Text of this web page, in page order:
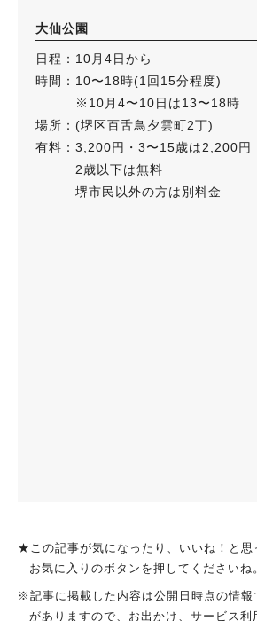
大仙公園
日程：10月4日から
時間：10〜18時(1回15分程度)
※10月4〜10日は13〜18時
場所：(堺区百舌鳥夕雲町2丁)
有料：3,200円・3〜15歳は2,200円
2歳以下は無料
堺市民以外の方は別料金
★この記事が気になったり、いいね！と思
お気に入りのボタンを押してくださいね
※記事に掲載した内容は公開日時点の情報
がありますので、お出かけ、サービス利